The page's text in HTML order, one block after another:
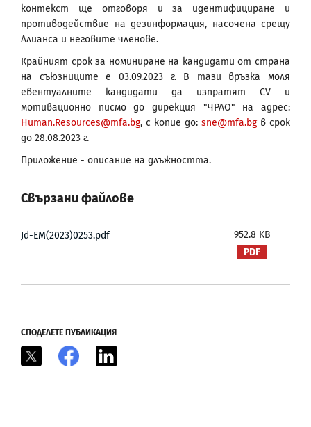
контекст ще отговоря и за идентифициране и
противодействие на дезинформация, насочена срещу
Алианса и неговите членове.
Крайният срок за номиниране на кандидати от страна
на съюзниците е 03.09.2023 г. В тази връзка моля
евентуалните кандидати да изпратят CV и
мотивационно писмо до дирекция "ЧРАО" на адрес:
Human.Resources@mfa.bg, с копие до: sne@mfa.bgв срок
до 28.08.2023 г.
Приложение - описание на длъжността.
Свързани файлове
Jd-EM(2023)0253.pdf 952.8 KB
СПОДЕЛЕТЕ ПУБЛИКАЦИЯ
Facebook